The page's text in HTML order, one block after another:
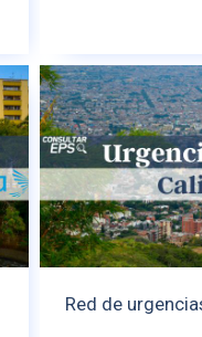
Red de